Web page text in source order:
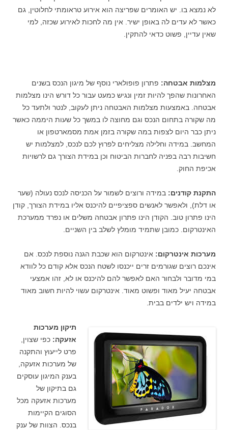
לא נמצא בו. יש האומרים שפריצה הוא אירוע טראומתי לחלוטין, גם
כאשר לא עדים לה באופן ישיר. אין מה לחכות לאירוע שכזה, למי
שאין עדיין, פשוט כדאי להתקין.
מצלמות אבטחה: פתרון פופולארי נוסף של מיגון הנכס בשנים
האחרונות שהפך להיות זמין ונגיש כמעט עבור כל דורש הינו מצלמות
אבטחה. באמצעות מצלמות האבטחה ניתן לעקוב, לנטר ולתעד כל
מה שקורה בתחום הנכס וגם מחוצה לו במשך כל שעות היממה כאשר
ניתן כבר היום לצפות במה שקורה בזמן אמת מסמארטפון או
המחשב. במידה וחלילה מצליחים לפרוץ לכם לנכס, למצלמות יש
חשיבות רבה בפניה לחברות הביטוח וכן במידת הצורך גם לרשויות
אכיפת החוק.
התקנת קודנים: במידה ורוצים לשמור על הכניסה לנכס נעולה (שער
או דלת), ולאפשר לאנשים ספציפיים להיכנס אליו במידת הצורך, קודן
הינו פתרון טוב. הקודן הינו פתרון אבטחה משלים או נפרד ממערכת
האינטרקום. כמובן שתמיד מומלץ לשלב בין השניים.
מערכות אינטרקום: אינטרקום הוא שכבת הגנה נוספת לנכס. אם
אינכם רוצים שגורמים זרים ייכנסו לשטח הנכס אלא קודם כל לוודא
במי מדובר ולבחור האם לאפשר להם להיכנס או לא, זהו אמצעי
אבטחה יעיל מאוד ופשוט מאוד. אינטרקום עשוי להיות חשוב מאוד
במידה ויש ילדים בבית.
תיקון מערכות
אזעקה: כפי שצוין,
פרט לייעוץ והתקנה
של מערכות אזעקה,
בענק המיגון עוסקים
גם בתיקון של
מערכות אזעקה מכל
הסוגים הקיימות
בנכס. הצוות של ענק